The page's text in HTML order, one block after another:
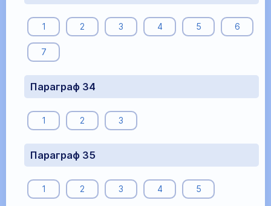
1 2 3 4 5 6
7
Параграф 34
1 2 3
Параграф 35
1 2 3 4 5